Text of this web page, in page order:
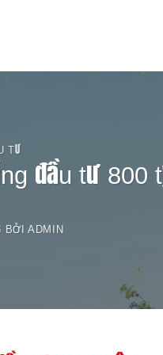
TƯ
đầu tư 800
BỞIADMIN